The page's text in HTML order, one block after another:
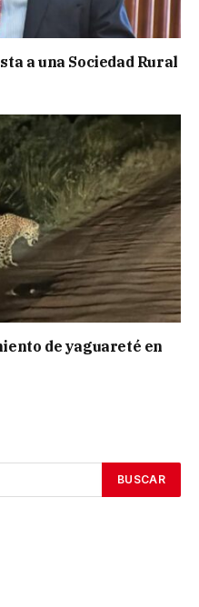
a una Sociedad Rural
de yaguareté en